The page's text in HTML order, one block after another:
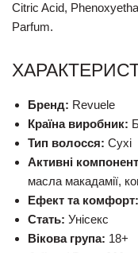
Citric Acid,
Parfum.
Бренд: Revuele
Країна виробник:
Тип волосся: Сухі
Активні
масла макадамії,
Ефект та комфорт:
Стать: Унісекс
Вікова група: 18+